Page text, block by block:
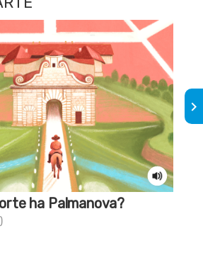
ha Palmanova?
keyboard_arrow_right